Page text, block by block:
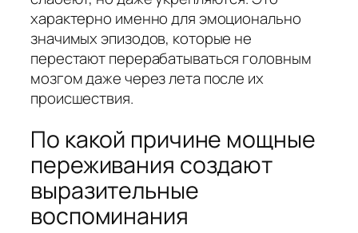
характерно именно для эмоционально
значимых эпизодов, которые не
перестают перерабатываться головным
мозгом даже через лета после их
происшествия.
По какой причине мощные
переживания создают
выразительные
воспоминания